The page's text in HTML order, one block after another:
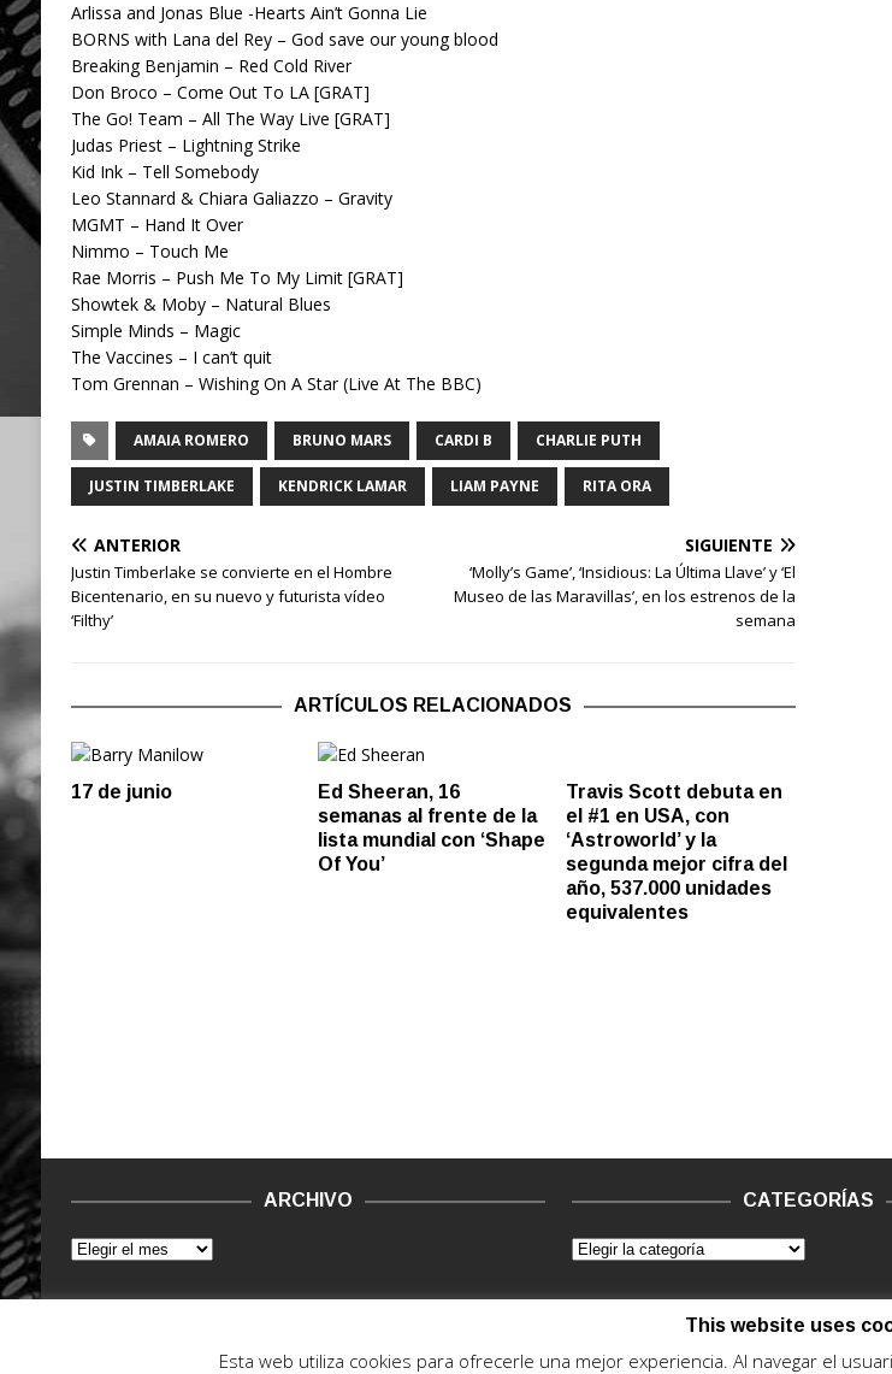
Arlissa and Jonas Blue -Hearts Ain’t Gonna Lie
BORNS with Lana del Rey – God save our young blood
Breaking Benjamin – Red Cold River
Don Broco – Come Out To LA [GRAT]
The Go! Team – All The Way Live [GRAT]
Judas Priest – Lightning Strike
Kid Ink – Tell Somebody
Leo Stannard & Chiara Galiazzo – Gravity
MGMT – Hand It Over
Nimmo – Touch Me
Rae Morris – Push Me To My Limit [GRAT]
Showtek & Moby – Natural Blues
Simple Minds – Magic
The Vaccines – I can’t quit
Tom Grennan – Wishing On A Star (Live At The BBC)
AMAIA ROMERO BRUNO MARS CARDI B CHARLIE PUTH
JUSTIN TIMBERLAKE KENDRICK LAMAR LIAM PAYNE RITA ORA
ANTERIOR
Justin Timberlake se convierte en el Hombre
Bicentenario, en su nuevo y futurista vídeo
‘Filthy’
SIGUIENTE
‘Molly’s Game’, ‘Insidious: La Última Llave’ y ‘El
Museo de las Maravillas’, en los estrenos de la
semana
ARTÍCULOS RELACIONADOS
17 de junio
Ed Sheeran, 16
semanas al frente de la
lista mundial con ‘Shape
Of You’
Travis Scott debuta en
el #1 en USA, con
‘Astroworld’ y la
segunda mejor cifra del
año, 537.000 unidades
equivalentes
ARCHIVO CATEGORÍAS
This website uses
Esta web utiliza cookies para ofrecerle una mejor experiencia. Al navegar el